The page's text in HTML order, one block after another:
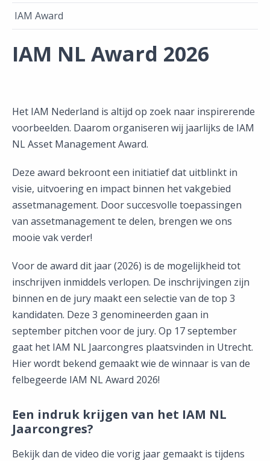
IAM Award
IAM NL Award 2026
Het IAM Nederland is altijd op zoek naar inspirerende
voorbeelden. Daarom organiseren wij jaarlijks de IAM
NL Asset Management Award.
Deze award bekroont een initiatief dat uitblinkt in
visie, uitvoering en impact binnen het vakgebied
assetmanagement. Door succesvolle toepassingen
van assetmanagement te delen, brengen we ons
mooie vak verder!
Voor de award dit jaar (2026) is de mogelijkheid tot
inschrijven inmiddels verlopen. De inschrijvingen zijn
binnen en de jury maakt een selectie van de top 3
kandidaten. Deze 3 genomineerden gaan in
september pitchen voor de jury. Op 17 september
gaat het IAM NL Jaarcongres plaatsvinden in Utrecht.
Hier wordt bekend gemaakt wie de winnaar is van de
felbegeerde IAM NL Award 2026!
Een indruk krijgen van het IAM NL
Jaarcongres?
Bekijk dan de video die vorig jaar gemaakt is tijdens